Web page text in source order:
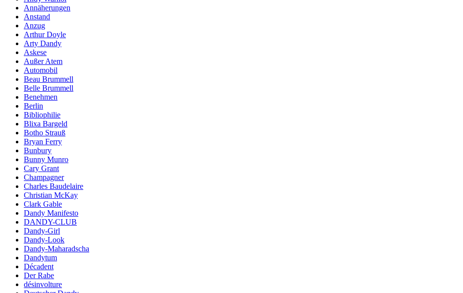
Annäherungen
Anstand
Anzug
Arthur Doyle
Arty Dandy
Askese
Außer Atem
Automobil
Beau Brummell
Belle Brummell
Benehmen
Berlin
Bibliophilie
Blixa Bargeld
Botho Strauß
Bryan Ferry
Bunbury
Bunny Munro
Cary Grant
Champagner
Charles Baudelaire
Christian McKay
Clark Gable
Dandy Manifesto
DANDY-CLUB
Dandy-Girl
Dandy-Look
Dandy-Maharadscha
Dandytum
Décadent
Der Rabe
désinvolture